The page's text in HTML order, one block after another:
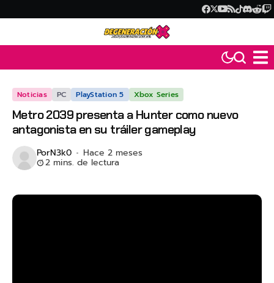
Noticias PC PlayStation 5 Xbox Series
Metro 2039 presenta a Hunter como nuevo
antagonista en su tráiler gameplay
PorN3k0 Hace 2 meses
2 mins. de lectura